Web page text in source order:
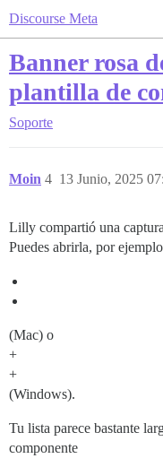
Discourse Meta
Banner rosa
plantilla de
Soporte
Moin 13 Junio, 2025
4
Lilly compartió una
Puedes abrirla, por
(Mac) o
+
+
(Windows).
Tu lista parece bastante
componente